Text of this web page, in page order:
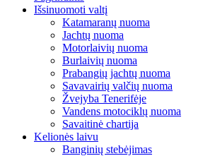
Išsinuomoti valtį
Katamaranų nuoma
Jachtų nuoma
Motorlaivių nuoma
Burlaivių nuoma
Prabangių jachtų nuoma
Savavairių valčių nuoma
Žvejyba Tenerifėje
Vandens motociklų nuoma
Savaitinė chartija
Kelionės laivu
Banginių stebėjimas